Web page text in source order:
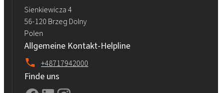
Sienkiewicza 4
56-120 Brzeg Dolny
Polen
Allgemeine Kontakt-Helpline
+48717942000
Finde uns